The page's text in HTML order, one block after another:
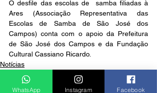
O desfile das escolas de  samba filiadas à
Ares (Associação Representativa das
Escolas de Samba de São José dos
Campos) conta com o apoio da Prefeitura
de São José dos Campos e da Fundação
Cultural Cassiano Ricardo.
Notícias
WhatsApp Instagram Facebook